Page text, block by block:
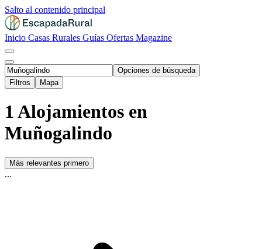
Salto al contenido principal
Inicio Casas Rurales Guías Ofertas Magazine
Opciones de búsqueda
Filtros
Mapa
1 Alojamientos en
Muñogalindo
Más relevantes primero
...